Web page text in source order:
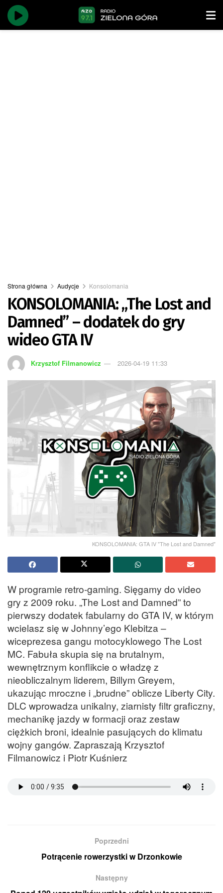
Strona główna Audycje Konsolomania
KONSOLOMANIA: „The Lost and
Damned” – dodatek do gry
wideo GTA IV
Krzysztof Filmanowicz 2026-04-19 11:33
KONSOLOMANIA: GTA IV "The Lost and Damned"
W programie retro-gaming. Sięgamy do video
gry z 2009 roku. „The Lost and Damned” to
pierwszy dodatek fabularny do GTA IV, w którym
wcielasz się w Johnny’ego Klebitza –
wiceprezesa gangu motocyklowego The Lost
MC. Fabuła skupia się na brutalnym,
wewnętrznym konflikcie o władzę z
nieobliczalnym liderem, Billym Greyem,
ukazując mroczne i „brudne” oblicze Liberty City.
DLC wprowadza unikalny, ziarnisty filtr graficzny,
mechanikę jazdy w formacji oraz zestaw
ciężkich broni, idealnie pasujących do klimatu
wojny gangów. Zapraszają Krzysztof
Filmanowicz i Piotr Kuśnierz
Poprzedni
Potrącenie rowerzystki w Drzonkowie
Następny